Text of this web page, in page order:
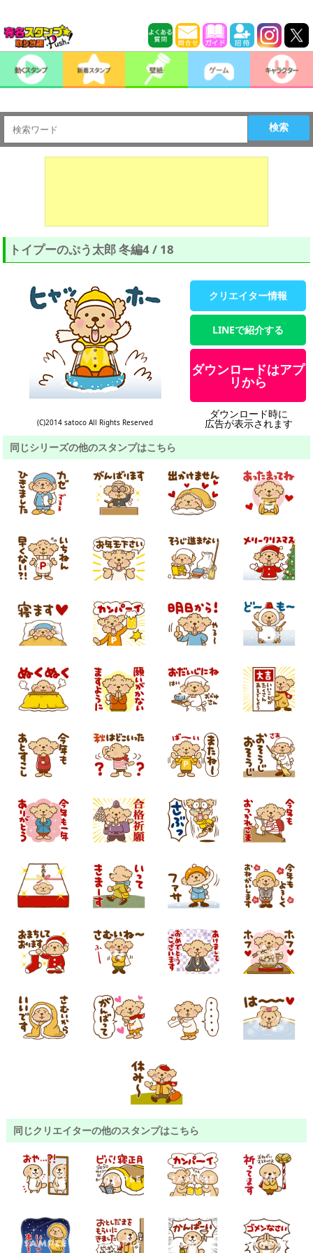
検索
トイプーのぷう太郎 冬編4 / 18
(C)2014 satoco All Rights Reserved
クリエイター情報
LINEで紹介する
ダウンロードはアプ
リから
ダウンロード時に
広告が表示されます
同じシリーズの他のスタンプはこちら
同じクリエイターの他のスタンプはこちら